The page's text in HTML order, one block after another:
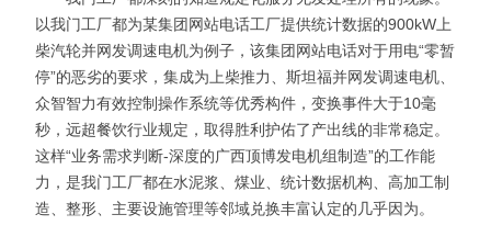
以我门工厂都为某集团网站电话工厂提供统计数据的900kW上
柴汽轮并网发调速电机为例子，该集团网站电话对于用电“零暂
停”的恶劣的要求，集成为上柴推力、斯坦福并网发调速电机、
众智智力有效控制操作系统等优秀构件，变换事件大于10毫
秒，远超餐饮行业规定，取得胜利护佑了产出线的非常稳定。
这样“业务需求判断-深度的广西顶博发电机组制造”的工作能
力，是我门工厂都在水泥浆、煤业、统计数据机构、高加工制
造、整形、主要设施管理等邻域兑换丰富认定的几乎因为。